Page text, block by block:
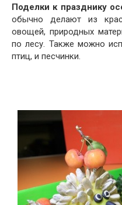
Поделки к празднику
обычно делают из
овощей, природных
по лесу. Также можно
птиц, и песчинки.